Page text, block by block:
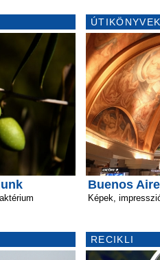
Buenos
Képek,
RECIKLI